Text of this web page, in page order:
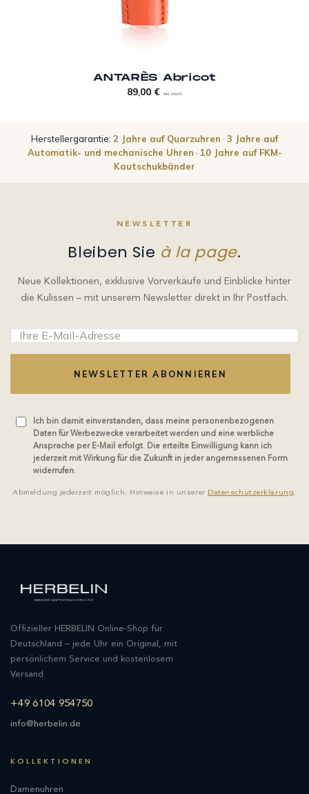
ANTARÈS Abricot
89,00 € inkl. MwSt
Herstellergarantie: 2 Jahre auf Quarzuhren · 3 Jahre auf
Automatik- und mechanische Uhren · 10 Jahre auf FKM-
Kautschukbänder
NEWSLETTER
Bleiben Sie à la page.
Neue Kollektionen, exklusive Vorverkäufe und Einblicke hinter
die Kulissen – mit unserem Newsletter direkt in Ihr Postfach.
NEWSLETTER ABONNIEREN
Ich bin damit einverstanden, dass meine personenbezogenen
Daten für Werbezwecke verarbeitet werden und eine werbliche
Ansprache per E-Mail erfolgt. Die erteilte Einwilligung kann ich
jederzeit mit Wirkung für die Zukunft in jeder angemessenen Form
widerrufen.
Abmeldung jederzeit möglich. Hinweise in unserer Datenschutzerklärung.
Offizieller HERBELIN Online-Shop für
Deutschland – jede Uhr ein Original, mit
persönlichem Service und kostenlosem
Versand.
+49 6104 954750
info@herbelin.de
KOLLEKTIONEN
Damenuhren